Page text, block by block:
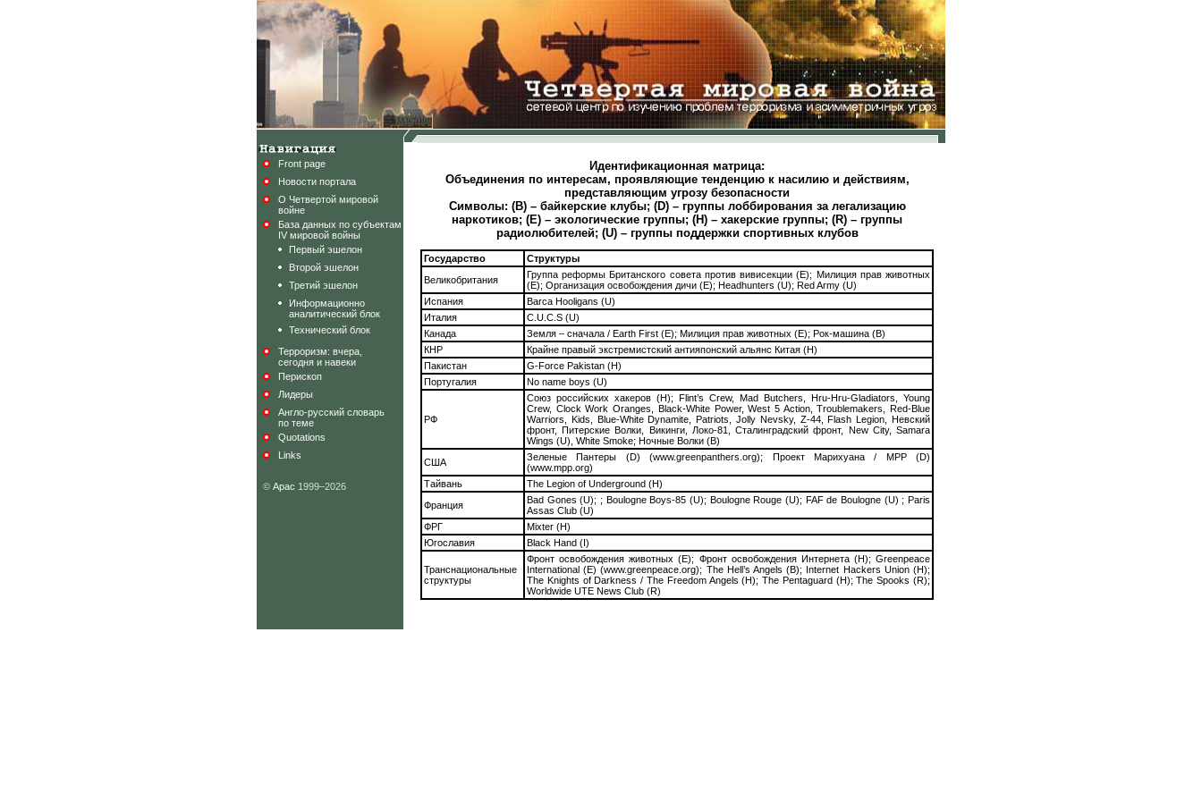
Front page
Новости портала
О Четвертой мировой
войне
База данных по субъектам
IV мировой войны
Первый эшелон
Второй эшелон
Третий эшелон
Информационно
аналитический блок
Технический блок
Терроризм: вчера,
сегодня и навеки
Перископ
Лидеры
Англо-русский словарь
по теме
Quotations
Links
© Арас 1999–2026
Идентификационная матрица:
Объединения по интересам, проявляющие тенденцию к насилию и действиям,
представляющим угрозу безопасности
Символы: (В) – байкерские клубы; (D) – группы лоббирования за легализацию
наркотиков; (Е) – экологические группы; (Н) – хакерские группы; (R) – группы
радиолюбителей; (U) – группы поддержки спортивных клубов
Государство
Структуры
Великобритания
Группа реформы Британского совета против вивисекции (E); Милиция прав животных
(E); Организация освобождения дичи (Е); Headhunters (U); Red Army (U)
Испания
Barca Hooligans (U)
Италия
C.U.C.S (U)
Канада
Земля – сначала / Earth First (Е); Милиция прав животных (E); Рок-машина (В)
КНР
Крайне правый экстремистский антияпонский альянс Китая (H)
Пакистан
G-Force Pakistan (H)
Португалия
No name boys (U)
РФ
Союз российских хакеров (Н); Flint’s Crew, Mad Butchers, Hru-Hru-Gladiators, Young
Crew, Clock Work Oranges, Black-White Power, West 5 Action, Troublemakers, Red-Blue
Warriors, Kids, Blue-White Dynamite, Patriots, Jolly Nevsky, Z-44, Flash Legion, Невский
фронт, Питерские Волки, Викинги, Локо-81, Сталинградский фронт, New City, Samara
Wings (U), White Smoke; Ночные Волки (В)
США
Зеленые Пантеры (D) (www.greenpanthers.org); Проект Марихуана / МРР (D)
(www.mpp.org)
Тайвань
The Legion of Underground (H)
Франция
Bad Gones (U); ; Boulogne Boys-85 (U); Boulogne Rouge (U); FAF de Boulogne (U) ; Paris
Assas Club (U)
ФРГ
Mixter (H)
Югославия
Black Hand (I)
Транснациональные
структуры
Фронт освобождения животных (Е); Фронт освобождения Интернета (Н); Greenpeace
International (Е) (www.greenpeace.org); The Hell’s Angels (B); Internet Hackers Union (Н);
The Knights of Darkness / The Freedom Angels (H); The Pentaguard (H); The Spooks (R);
Worldwide UTE News Club (R)